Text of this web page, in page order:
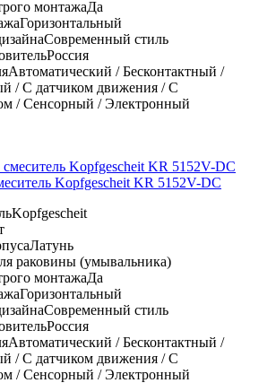
монтажаДа
Горизонтальный
Современный стиль
Россия
Автоматический / Бесконтактный /
/ С датчиком движения / С
/ Сенсорный / Электронный
Kopfgescheit KR 5152V-DC
Kopfgescheit
Латунь
раковины (умывальника)
монтажаДа
Горизонтальный
Современный стиль
Россия
Автоматический / Бесконтактный /
/ С датчиком движения / С
/ Сенсорный / Электронный